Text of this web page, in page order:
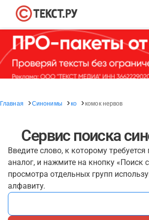
Главная Синонимы ко комок нервов
Сервис поиска
Введите слово, к которому требуется
аналог, и нажмите на кнопку «Поиск
просмотра отдельных групп
алфавиту.